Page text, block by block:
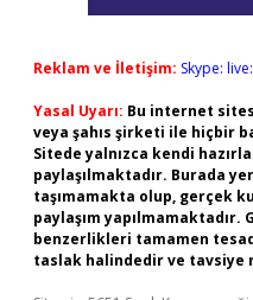
Reklam ve İletişim: Skype:
Yasal Uyarı: Bu internet
veya şahıs şirketi ile hiçbir
Sitede yalnızca kendi
paylaşılmaktadır. Burada
taşımamakta olup, gerçek
paylaşım
benzerlikleri tamamen
taslak halindedir ve tavsiye